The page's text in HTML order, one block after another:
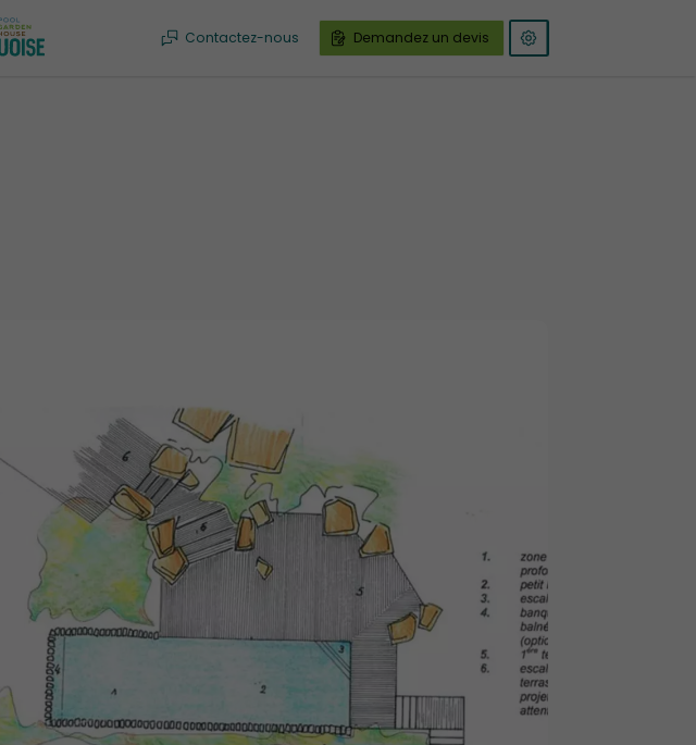
Contactez-nous Demandez un devis